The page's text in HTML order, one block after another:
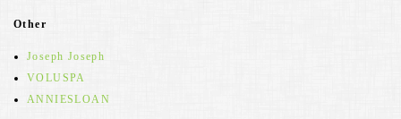
Other
Joseph Joseph
VOLUSPA
ANNIESLOAN